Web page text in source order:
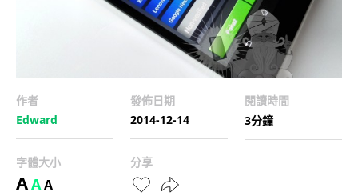
作者
Edward
發佈日期
2014-12-14
閱讀時間
3分鐘
字體大小
AAA
分享